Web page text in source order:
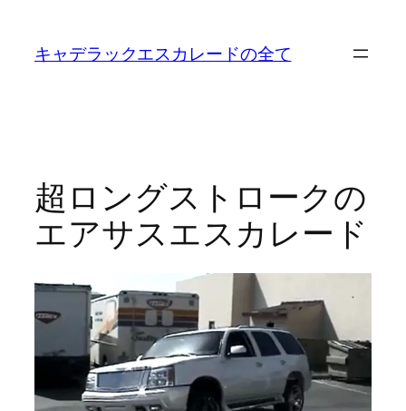
キャデラックエスカレードの全て
超ロングストロークの
エアサスエスカレード